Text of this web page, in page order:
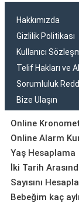
Hakkımızda
Gizlilik Politikası
Kullanıcı
Telif Hakları ve
Sorumluluk
Bize Ulaşın
Online
Online Alarm
Yaş Hesaplama
İki Tarih
Sayısını
Bebeğim kaç